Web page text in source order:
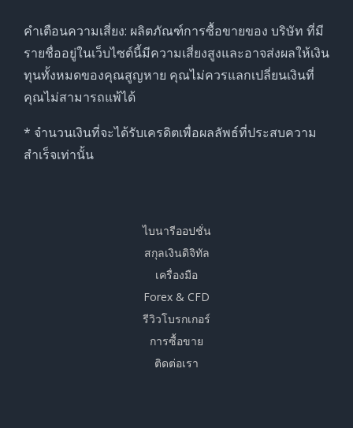
คำเตือนความเสี่ยง: ผลิตภัณฑ์การซื้อขายของ บริษัท ที่มี
รายชื่ออยู่ในเว็บไซต์นี้มีความเสี่ยงสูงและอาจส่งผลให้เงิน
ทุนทั้งหมดของคุณสูญหาย คุณไม่ควรแลกเปลี่ยนเงินที่
คุณไม่สามารถแพ้ได้
* จำนวนเงินที่จะได้รับเครดิตเพื่อผลลัพธ์ที่ประสบความ
สำเร็จเท่านั้น
ไบนารีออปชั่น
สกุลเงินดิจิทัล
เครื่องมือ
Forex & CFD
รีวิวโบรกเกอร์
การซื้อขาย
ติดต่อเรา